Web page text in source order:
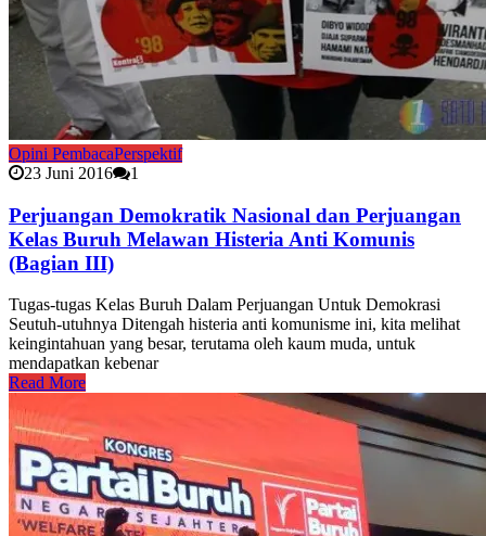
Opini PembacaPerspektif
23 Juni 2016
1
Perjuangan Demokratik Nasional dan Perjuangan
Kelas Buruh Melawan Histeria Anti Komunis
(Bagian III)
Tugas-tugas Kelas Buruh Dalam Perjuangan Untuk Demokrasi
Seutuh-utuhnya Ditengah histeria anti komunisme ini, kita melihat
keingintahuan yang besar, terutama oleh kaum muda, untuk
mendapatkan kebenar
Read More